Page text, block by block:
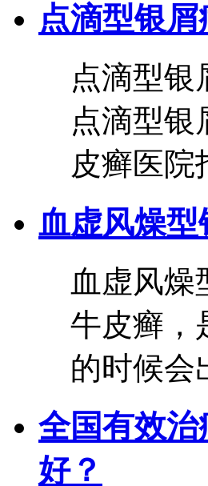
点滴型银
点滴型银
点滴型银
皮癣医院
血虚风燥型
血虚风燥
牛皮癣，
的时候会
全国有效
好？